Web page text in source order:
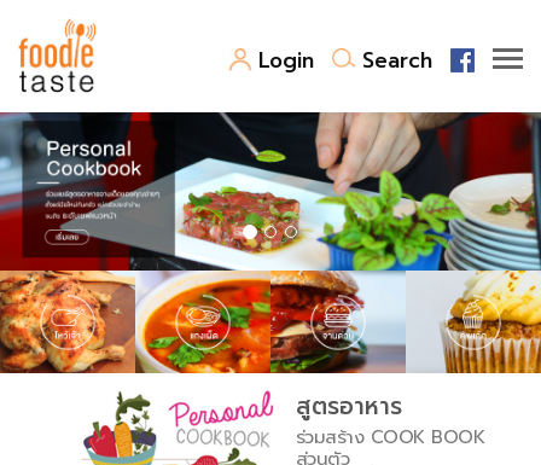
Login Search
สูตรอาหาร
สูตรอาหารล่าสุด
Top Foodie
พาไปชิม
สารพันก้นครัว
เคล็ดลับน่ารู้
เปรียบเทียบหน่วยการตวง
เปรียบเทียบอุณหภูมิ
FoodPedia
สร้าง Cookbook
สูตรอาหาร
ร่วมสร้าง COOK BOOK
ส่วนตัว